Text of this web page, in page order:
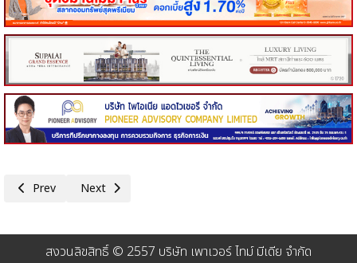
Previous article: กลุ่มศึกษาโรคมะเร็งต่อมน้ำเหลืองฯ รวมพลังแพทย์-ศิลปิน-
Prev Next article: โรงพยาบาลสัตว์ทองหล่อ ยกระดับสู่ “Smart
Next
สงวนลิขสิทธิ์ © 2557 บริษัท เพาเวอร์ ไทม์ มีเดีย จำกัด